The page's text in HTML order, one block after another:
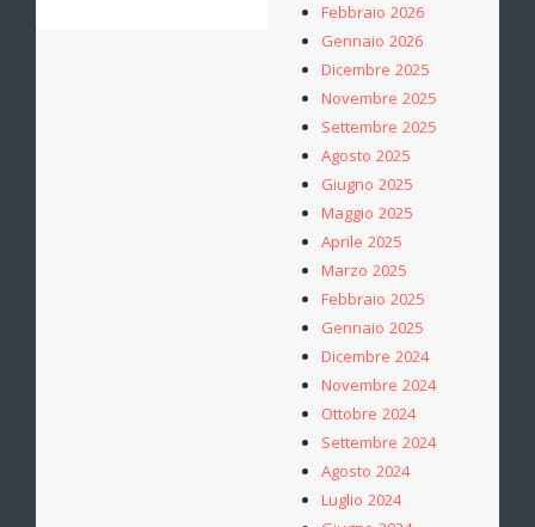
Febbraio 2026
Gennaio 2026
Dicembre 2025
Novembre 2025
Settembre 2025
Agosto 2025
Giugno 2025
Maggio 2025
Aprile 2025
Marzo 2025
Febbraio 2025
Gennaio 2025
Dicembre 2024
Novembre 2024
Ottobre 2024
Settembre 2024
Agosto 2024
Luglio 2024